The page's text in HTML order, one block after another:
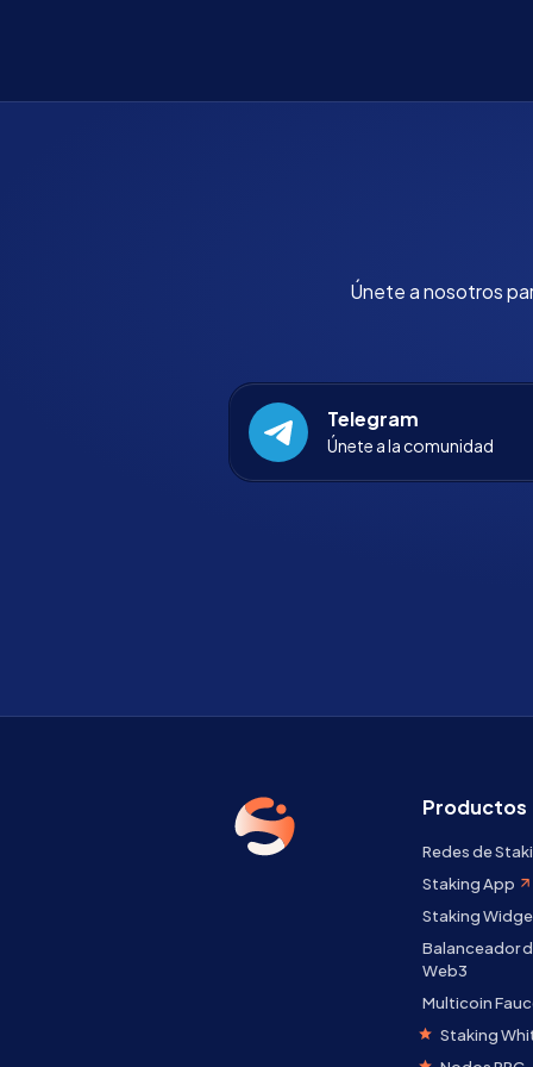
Únete a nosotros
Telegram
Únete a la comunidad
Productos
Redes de
Staking App
Staking
Balanceador
Web3
Multicoin
Staking